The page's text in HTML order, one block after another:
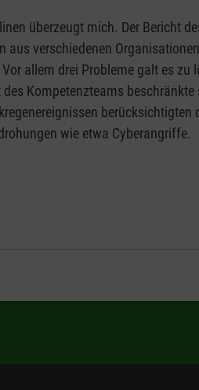
überzeugt mich. Der Bericht
verschiedenen
allem drei Probleme galt es
Kompetenzteams
berücksichtigten
wie etwa Cyberangriffe.